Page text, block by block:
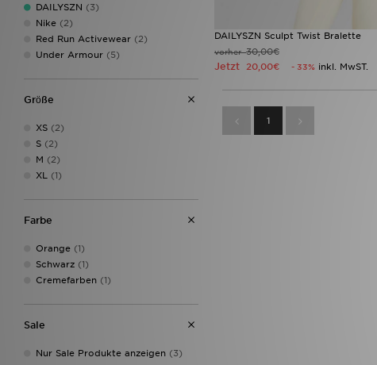
DAILYSZN (3)
Nike (2)
Red Run Activewear (2)
Under Armour (5)
Grӧße
XS (2)
S (2)
M (2)
XL
(1)
Farbe
Orange (1)
Schwarz (1)
Cremefarben (1)
Sale
Nur Sale Produkte anzeigen (3)
DAILYSZN Sculpt Twist Bralette
vorher30,00€
Jetzt 20,00€ - 33% inkl. MwST.
1